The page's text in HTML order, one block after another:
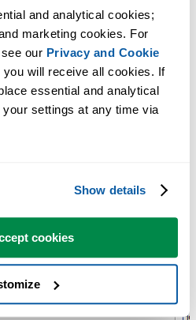
and analytical cookies;
marketing cookies. For
our Privacy and Cookie
will receive all cookies. If
essential and analytical
settings at any time via
Show details
cookies